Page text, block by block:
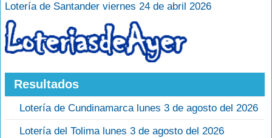
Lotería de Santander viernes 24 de abril 2026
Resultados
Lotería de Cundinamarca lunes 3 de agosto del 2026
Lotería del Tolima lunes 3 de agosto del 2026